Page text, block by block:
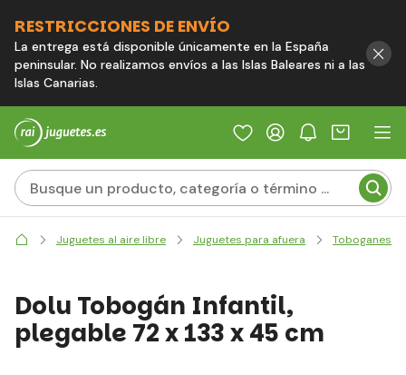
RESTRICCIONES DE ENVÍO
La entrega está disponible únicamente en la España
peninsular. No realizamos envíos a las Islas Baleares ni a las
Islas Canarias.
Juguetes al aire libre Juguetes para afuera Toboganes
Dolu Tobogán Infantil,
plegable 72 x 133 x 45 cm